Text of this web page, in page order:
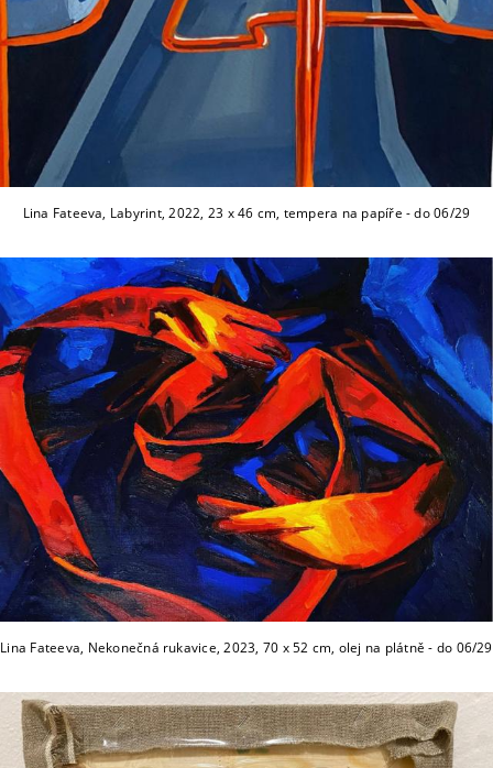
Lina Fateeva, Labyrint, 2022, 23 x 46 cm, tempera na papíře - do 06/29
Lina Fateeva, Nekonečná rukavice, 2023, 70 x 52 cm, olej na plátně - do 06/29